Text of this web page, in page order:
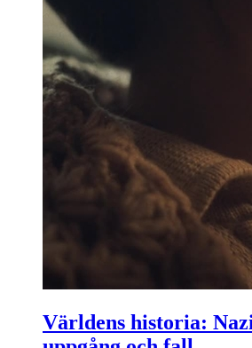
Världens historia: